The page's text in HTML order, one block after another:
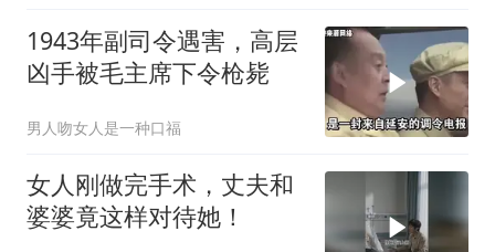
1943年副司令遇害，高层
凶手被毛主席下令枪毙
男人吻女人是一种口福
女人刚做完手术，丈夫和
婆婆竟这样对待她！